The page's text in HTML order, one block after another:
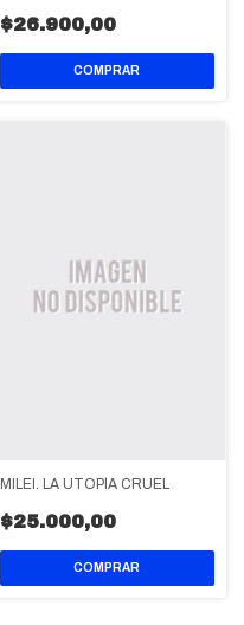
$26.900,00
MILEI. LA UTOPÍA CRUEL
$25.000,00